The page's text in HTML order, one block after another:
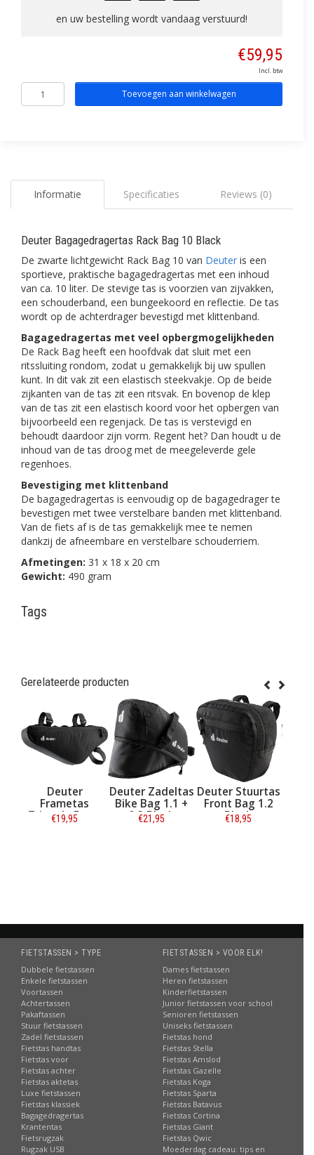
en uw bestelling wordt vandaag verstuurd!
€59,95
Incl. btw
Toevoegen aan winkelwagen
Informatie Specificaties Reviews (0)
Deuter Bagagedragertas Rack Bag 10 Black
De zwarte lichtgewicht Rack Bag 10 van Deuter is een
sportieve, praktische bagagedragertas met een inhoud
van ca. 10 liter. De stevige tas is voorzien van zijvakken,
een schouderband, een bungeekoord en reflectie. De tas
wordt op de achterdrager bevestigd met klittenband.
Bagagedragertas met veel opbergmogelijkheden
De Rack Bag heeft een hoofdvak dat sluit met een
ritssluiting rondom, zodat u gemakkelijk bij uw spullen
kunt. In dit vak zit een elastisch steekvakje. Op de beide
zijkanten van de tas zit een ritsvak. En bovenop de klep
van de tas zit een elastisch koord voor het opbergen van
bijvoorbeeld een regenjack. De tas is verstevigd en
behoudt daardoor zijn vorm. Regent het? Dan houdt u de
inhoud van de tas droog met de meegeleverde gele
regenhoes.
Bevestiging met klittenband
De bagagedragertas is eenvoudig op de bagagedrager te
bevestigen met twee verstelbare banden met klittenband.
Van de fiets af is de tas gemakkelijk mee te nemen
dankzij de afneembare en verstelbare schouderriem.
Afmetingen: 31 x 18 x 20 cm
Gewicht: 490 gram
Tags
Gerelateerde producten
Deuter
Frametas
Triangle Front
Bag 1,5L Black
€19,95
Deuter Zadeltas
Bike Bag 1.1 +
0.3 Black
€21,95
Deuter Stuurtas
Front Bag 1.2
Black
€18,95
Deuter
Bag 0.7
FIETSTASSEN > TYPE
Dubbele fietstassen
Enkele fietstassen
Voortassen
Achtertassen
Pakaftassen
Stuur fietstassen
Zadel fietstassen
Fietstas handtas
Fietstas voor
Fietstas achter
Fietstas aktetas
Luxe fietstassen
Fietstas klassiek
Bagagedragertas
Krantentas
Fietsrugzak
Rugzak USB
FIETSTASSEN > VOOR ELK!
Dames fietstassen
Heren fietstassen
Kinderfietstassen
Junior fietstassen voor school
Senioren fietstassen
Uniseks fietstassen
Fietstas hond
Fietstas Stella
Fietstas Amslod
Fietstas Gazelle
Fietstas Koga
Fietstas Sparta
Fietstas Batavus
Fietstas Cortina
Fietstas Giant
Fietstas Qwic
Moederdag cadeau: tips en